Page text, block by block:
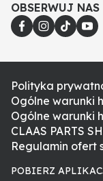
OBSERWUJ NAS
Polityka
Ogólne warunki
Ogólne warunki
CLAAS PARTS
Regulamin ofert
POBIERZ